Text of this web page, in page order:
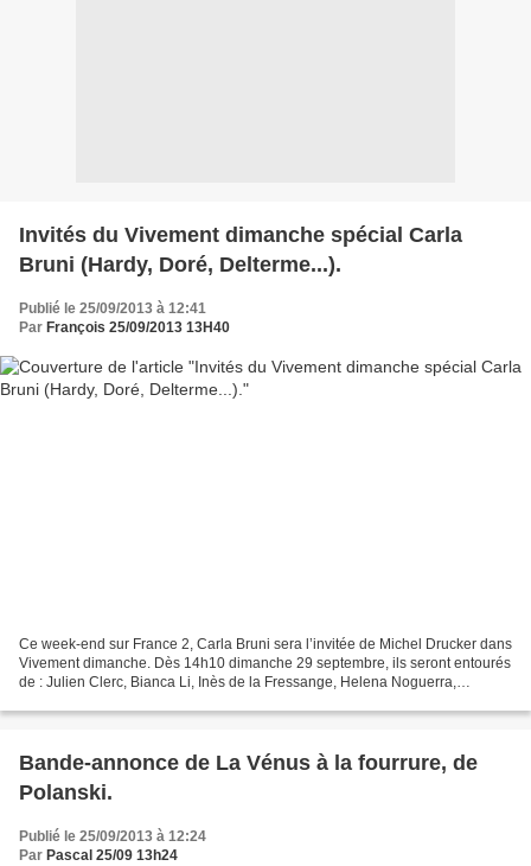
Invités du Vivement dimanche spécial Carla
Bruni (Hardy, Doré, Delterme...).
Publié le 25/09/2013 à 12:41
Par François 25/09/2013 13H40
Ce week-end sur France 2, Carla Bruni sera l’invitée de Michel Drucker dans
Vivement dimanche. Dès 14h10 dimanche 29 septembre, ils seront entourés
de : Julien Clerc, Bianca Li, Inès de la Fressange, Helena Noguerra,
Bande-annonce de La Vénus à la fourrure, de
Polanski.
Publié le 25/09/2013 à 12:24
Par Pascal 25/09 13h24